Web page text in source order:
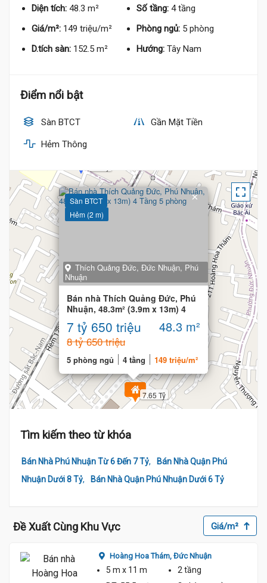
Diện tích: 48.3 m² Số tầng: 4 tầng
Giá/m²: 149 triệu/m² Phòng ngủ: 5 phòng
D.tích sàn: 152.5 m² Hướng: Tây Nam
Điểm nổi bật
Sàn BTCT Gần Mặt Tiền
Hẻm Thông
7.65 Tỷ
Sàn BTCT
Hẻm (2 m)
Thích Quảng Đức, Đức Nhuận, Phú
Nhuận
Bán nhà Thích Quảng Đức, Phú
Nhuận, 48.3m² (3.9m x 13m) 4
Tầng 5 phòng
7 tỷ 650 triệu 48.3 m²
8 tỷ 650 triệu
5 phòng ngủ 4 tầng 149 triệu/m²
×
Tìm kiếm theo từ khóa
Bán Nhà Phú Nhuận Từ 6 Đến 7 Tỷ,
Bán Nhà Quận Phú
Nhuận Dưới 8 Tỷ, Bán Nhà Quận Phú Nhuận Dưới 6 Tỷ
Đề Xuất Cùng Khu Vực Giá/m²
Hoàng Hoa Thám, Đức Nhuận
5 m x 11 m
2 tầng